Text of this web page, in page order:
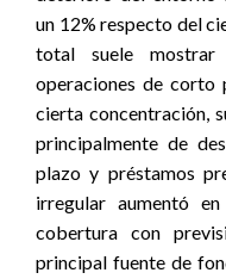
un 12% respecto del
total suele
operaciones de corto
cierta concentración,
principalmente de
plazo y préstamos
irregular aumentó
cobertura con
principal fuente de